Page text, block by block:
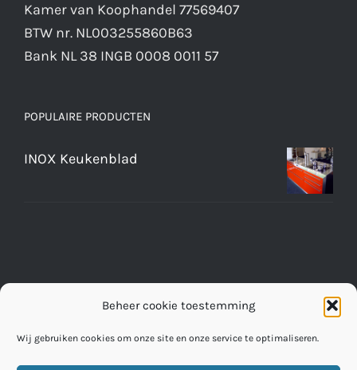
Beheer cookie toestemming
Wij gebruiken cookies om onze site en onze service te optimaliseren.
Kamer van Koophandel 77569407
BTW nr. NL003255860B63
Bank NL 38 INGB 0008 0011 57
POPULAIRE PRODUCTEN
INOX Keukenblad